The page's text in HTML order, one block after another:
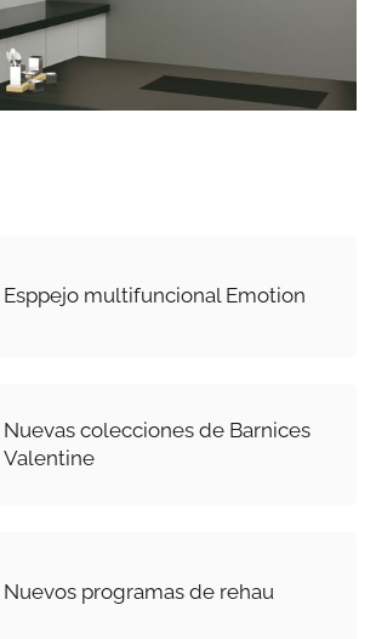
Esppejo multifuncional Emotion
Nuevas colecciones de Barnices
Valentine
Nuevos programas de rehau